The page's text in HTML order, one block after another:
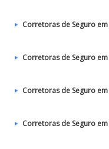
Corretoras de Seguro em
Corretoras de Seguro
Corretoras de Seguro
Corretoras de Seguro